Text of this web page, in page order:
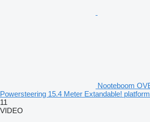
Nooteboom
Powersteering 15.4 Meter Extandable!
11
VIDEO